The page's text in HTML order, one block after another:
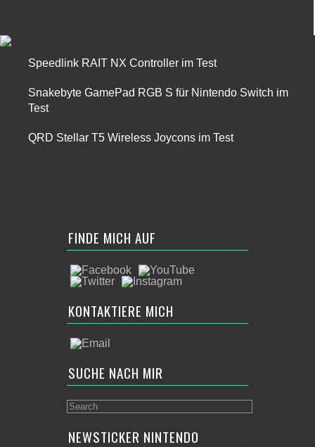
Speedlink RAIT NX Controller im Test
Snakebyte GamePad RGB S für Nintendo Switch im
Test
QRD Stellar T5 Wireless Joycons im Test
FINDE MICH AUF
KONTAKTIERE MICH
SUCHE NACH MIR
NEWSTICKER NINTENDO